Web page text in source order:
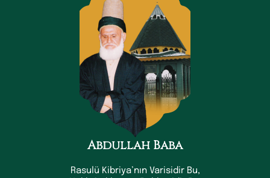
Abdullah Baba
Rasulü Kibriya’nın Varisidir Bu,